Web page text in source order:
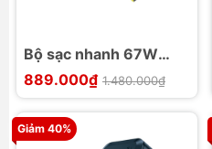
Bộ sạc nhanh 67W
Baseus EnerCore CJ11
889.000₫ 1.480.000₫
Giảm 40%